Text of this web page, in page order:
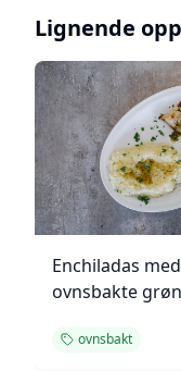
Lignende
Enchiladas
ovnsbakte
ovnsbakt